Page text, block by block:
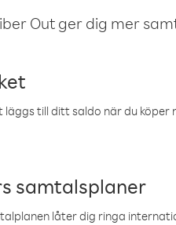
Out ger dig mer
läggs till ditt saldo när du köper
samtalsplaner
låter dig ringa